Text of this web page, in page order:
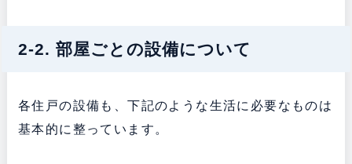
2-2. 部屋ごとの設備について
各住戸の設備も、下記のような生活に必要なものは
基本的に整っています。